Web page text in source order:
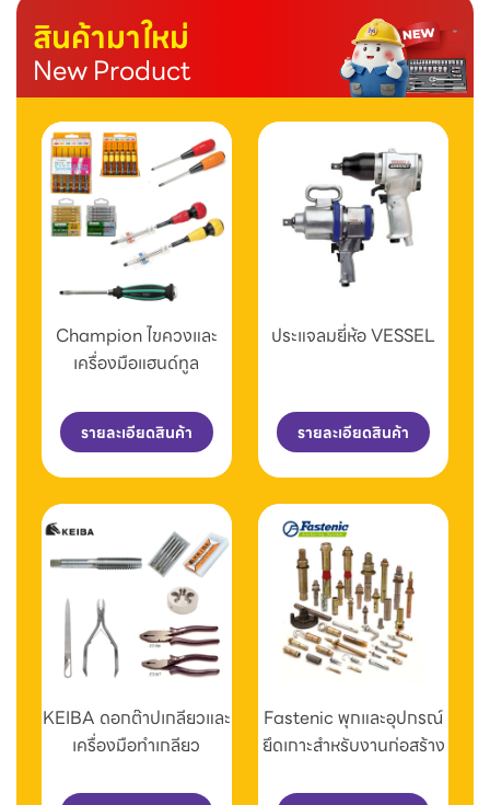
สินค้ามาใหม่
New Product
Champion ไขควงและ
เครื่องมือแฮนด์ทูล
รายละเอียดสินค้า
ประแจลมยี่ห้อ VESSEL
รายละเอียดสินค้า
KEIBA ดอกต๊าปเกลียวและ
เครื่องมือทำเกลียว
Fastenic พุกและอุปกรณ์
ยึดเกาะสำหรับงานก่อสร้าง